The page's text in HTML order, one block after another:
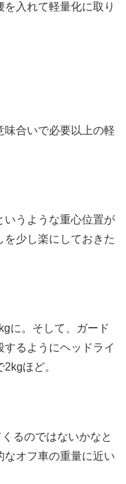
入れて軽量化に取り
合いで必要以上の軽
いうような重心位置が
少し楽にしておきた
に。そして、ガード
るようにヘッドライ
ほど。
るのではないかなと
オフ車の重量に近い